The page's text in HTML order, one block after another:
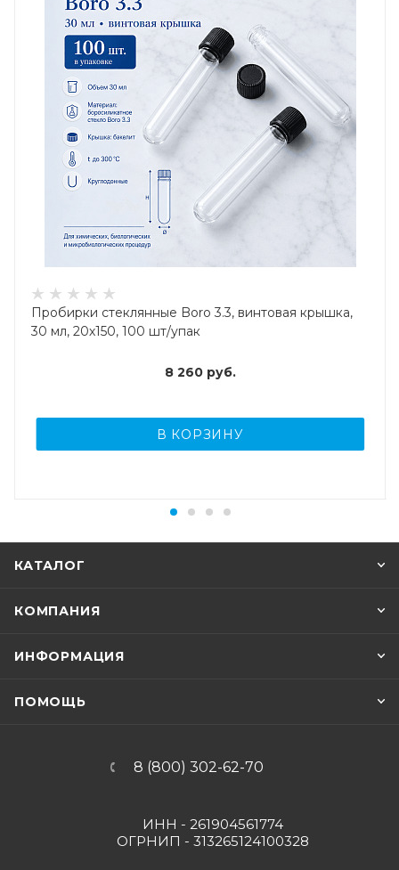
Пробирки стеклянные Boro 3.3, винтовая крышка,
30 мл, 20х150, 100 шт/упак
8 260руб.
В КОРЗИНУ
КАТАЛОГ
КОМПАНИЯ
ИНФОРМАЦИЯ
ПОМОЩЬ
8 (800) 302-62-70
ИНН - 261904561774
ОГРНИП - 313265124100328